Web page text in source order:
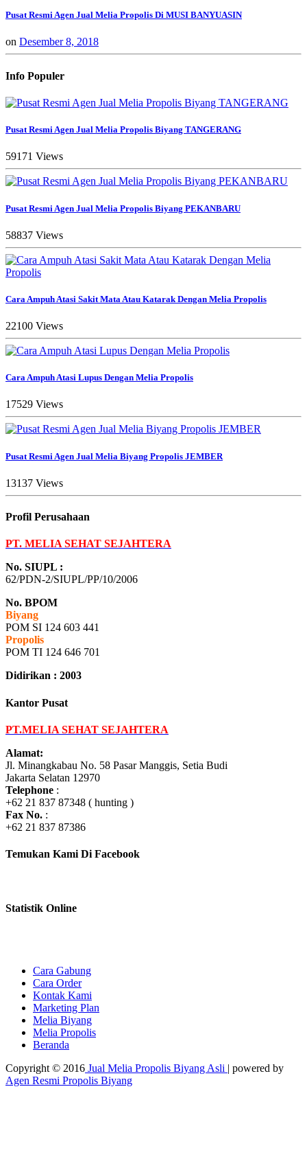
Pusat Resmi Agen Jual Melia Propolis Di MUSI BANYUASIN
on Desember 8, 2018
Info Populer
Pusat Resmi Agen Jual Melia Propolis Biyang TANGERANG
59171 Views
Pusat Resmi Agen Jual Melia Propolis Biyang PEKANBARU
58837 Views
Cara Ampuh Atasi Sakit Mata Atau Katarak Dengan Melia Propolis
22100 Views
Cara Ampuh Atasi Lupus Dengan Melia Propolis
17529 Views
Pusat Resmi Agen Jual Melia Biyang Propolis JEMBER
13137 Views
Profil Perusahaan
PT. MELIA SEHAT SEJAHTERA
No. SIUPL :
62/PDN-2/SIUPL/PP/10/2006
No. BPOM
Biyang
POM SI 124 603 441
Propolis
POM TI 124 646 701
Didirikan : 2003
Kantor Pusat
PT.MELIA SEHAT SEJAHTERA
Alamat:
Jl. Minangkabau No. 58 Pasar Manggis, Setia Budi
Jakarta Selatan 12970
Telephone :
+62 21 837 87348 ( hunting )
Fax No. :
+62 21 837 87386
Temukan Kami Di Facebook
Statistik Online
Cara Gabung
Cara Order
Kontak Kami
Marketing Plan
Melia Biyang
Melia Propolis
Beranda
Copyright © 2016 Jual Melia Propolis Biyang Asli | powered by
Agen Resmi Propolis Biyang